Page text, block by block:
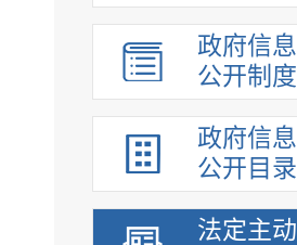
政府信息
公开制度
政府信息
公开目录
法定主动